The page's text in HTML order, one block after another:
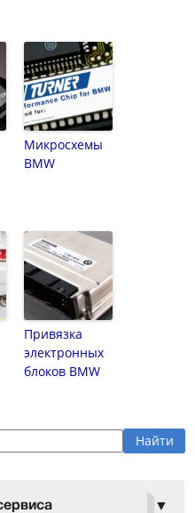
Микросхемы
BMW
Привязка
электронных
блоков BMW
▼